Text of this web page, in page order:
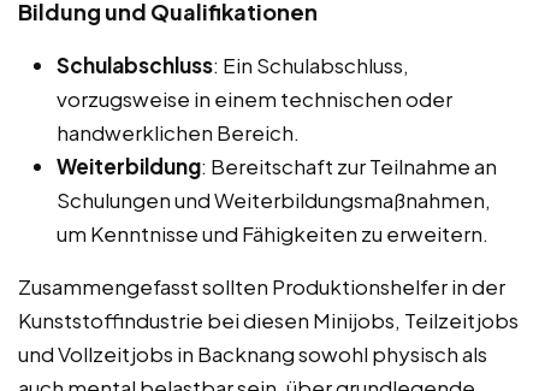
Bildung und Qualifikationen
Schulabschluss: Ein Schulabschluss,
vorzugsweise in einem technischen oder
handwerklichen Bereich.
Weiterbildung: Bereitschaft zur Teilnahme an
Schulungen und Weiterbildungsmaßnahmen,
um Kenntnisse und Fähigkeiten zu erweitern.
Zusammengefasst sollten Produktionshelfer in der
Kunststoffindustrie bei diesen Minijobs, Teilzeitjobs
und Vollzeitjobs in Backnang sowohl physisch als